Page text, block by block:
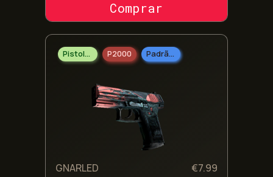
COMPRAR SKIN
Pistolas P2000 Padrão Militar
GNARLED €7.99